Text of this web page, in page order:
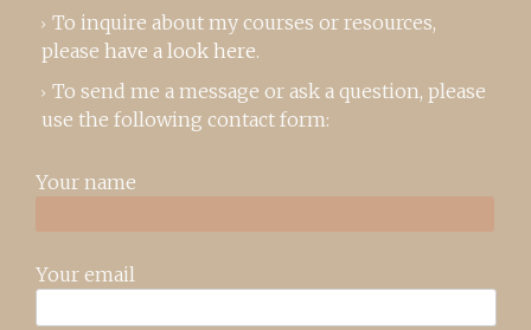
To inquire about my courses or resources,
please have a look here.
To send me a message or ask a question, please
use the following contact form:
Your name
Your email